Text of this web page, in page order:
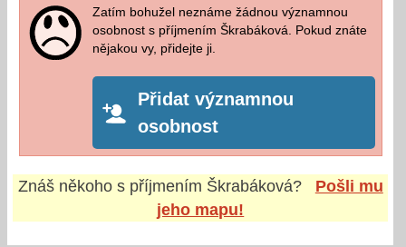
Zatím bohužel neznáme žádnou významnou
osobnost s příjmením Škrabáková. Pokud znáte
nějakou vy, přidejte ji.
Přidat významnou
osobnost
Znáš někoho s příjmením Škrabáková?
Pošli mu
jeho mapu!